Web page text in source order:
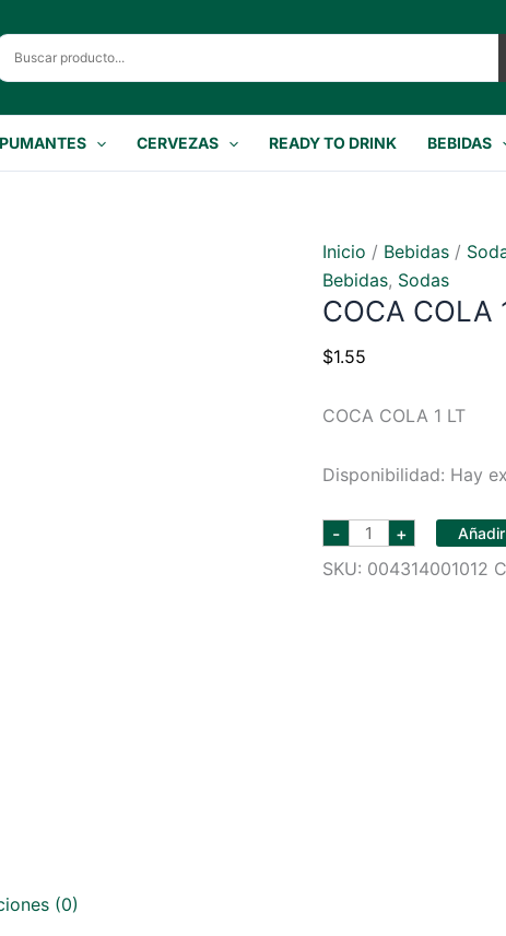
CERVEZAS READY TO DRINK BEBIDAS
Inicio / Bebidas /
Bebidas, Sodas
COCA COLA
$1.55
COCA COLA 1 LT
Disponibilidad: Hay
- COCA
COLA
1
LT
+ Añadir
SKU: 004314001012
(0)